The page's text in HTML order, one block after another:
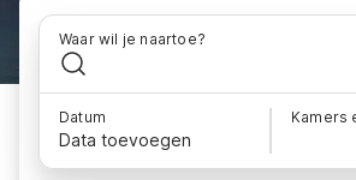
Waar wil je naartoe?
Datum
Data toevoegen
Kamers